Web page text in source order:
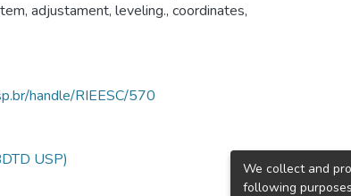
, adjustament, leveling., coordinates,
handle/RIEESC/570
USP)
We collect and
following